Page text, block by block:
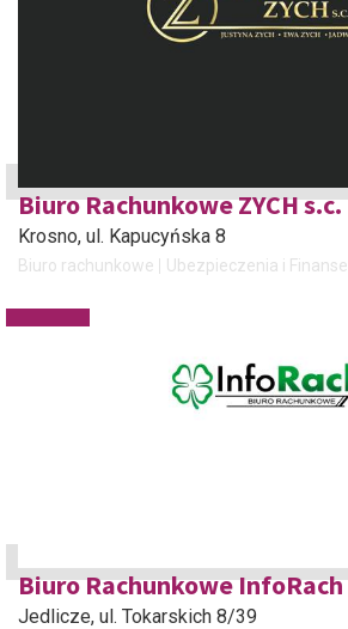
Biuro Rachunkowe ZYCH s.c.
Krosno, ul. Kapucyńska 8
Biuro rachunkowe Ubezpieczenia i Finanse
Biuro Rachunkowe InfoRach
Jedlicze, ul. Tokarskich 8/39